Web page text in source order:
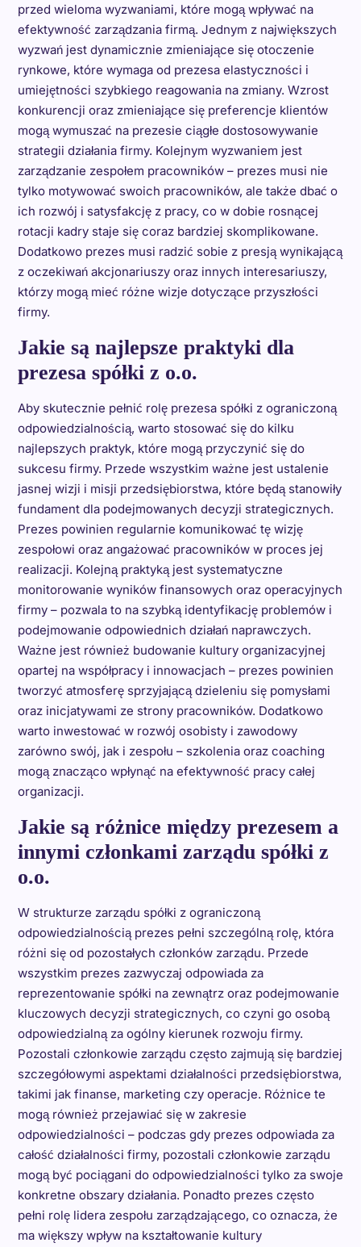
przed wieloma wyzwaniami, które mogą wpływać na
efektywność zarządzania firmą. Jednym z największych
wyzwań jest dynamicznie zmieniające się otoczenie
rynkowe, które wymaga od prezesa elastyczności i
umiejętności szybkiego reagowania na zmiany. Wzrost
konkurencji oraz zmieniające się preferencje klientów
mogą wymuszać na prezesie ciągłe dostosowywanie
strategii działania firmy. Kolejnym wyzwaniem jest
zarządzanie zespołem pracowników – prezes musi nie
tylko motywować swoich pracowników, ale także dbać o
ich rozwój i satysfakcję z pracy, co w dobie rosnącej
rotacji kadry staje się coraz bardziej skomplikowane.
Dodatkowo prezes musi radzić sobie z presją wynikającą
z oczekiwań akcjonariuszy oraz innych interesariuszy,
którzy mogą mieć różne wizje dotyczące przyszłości
firmy.
Jakie są najlepsze praktyki dla
prezesa spółki z o.o.
Aby skutecznie pełnić rolę prezesa spółki z ograniczoną
odpowiedzialnością, warto stosować się do kilku
najlepszych praktyk, które mogą przyczynić się do
sukcesu firmy. Przede wszystkim ważne jest ustalenie
jasnej wizji i misji przedsiębiorstwa, które będą stanowiły
fundament dla podejmowanych decyzji strategicznych.
Prezes powinien regularnie komunikować tę wizję
zespołowi oraz angażować pracowników w proces jej
realizacji. Kolejną praktyką jest systematyczne
monitorowanie wyników finansowych oraz operacyjnych
firmy – pozwala to na szybką identyfikację problemów i
podejmowanie odpowiednich działań naprawczych.
Ważne jest również budowanie kultury organizacyjnej
opartej na współpracy i innowacjach – prezes powinien
tworzyć atmosferę sprzyjającą dzieleniu się pomysłami
oraz inicjatywami ze strony pracowników. Dodatkowo
warto inwestować w rozwój osobisty i zawodowy
zarówno swój, jak i zespołu – szkolenia oraz coaching
mogą znacząco wpłynąć na efektywność pracy całej
organizacji.
Jakie są różnice między prezesem a
innymi członkami zarządu spółki z
o.o.
W strukturze zarządu spółki z ograniczoną
odpowiedzialnością prezes pełni szczególną rolę, która
różni się od pozostałych członków zarządu. Przede
wszystkim prezes zazwyczaj odpowiada za
reprezentowanie spółki na zewnątrz oraz podejmowanie
kluczowych decyzji strategicznych, co czyni go osobą
odpowiedzialną za ogólny kierunek rozwoju firmy.
Pozostali członkowie zarządu często zajmują się bardziej
szczegółowymi aspektami działalności przedsiębiorstwa,
takimi jak finanse, marketing czy operacje. Różnice te
mogą również przejawiać się w zakresie
odpowiedzialności – podczas gdy prezes odpowiada za
całość działalności firmy, pozostali członkowie zarządu
mogą być pociągani do odpowiedzialności tylko za swoje
konkretne obszary działania. Ponadto prezes często
pełni rolę lidera zespołu zarządzającego, co oznacza, że
ma większy wpływ na kształtowanie kultury